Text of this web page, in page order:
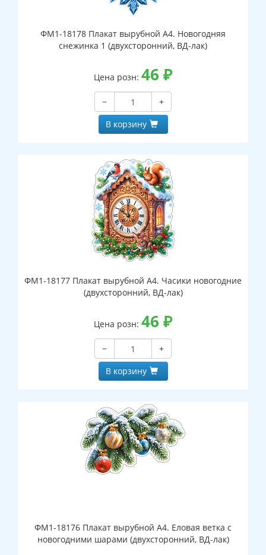
ФМ1-18178 Плакат вырубной А4. Новогодняя
снежинка 1 (двухсторонний, ВД-лак)
Цена розн: 46 ₽
−
+
В корзину
ФМ1-18177 Плакат вырубной А4. Часики новогодние
(двухсторонний, ВД-лак)
Цена розн: 46 ₽
−
+
В корзину
ФМ1-18176 Плакат вырубной А4. Еловая ветка с
новогодними шарами (двухсторонний, ВД-лак)